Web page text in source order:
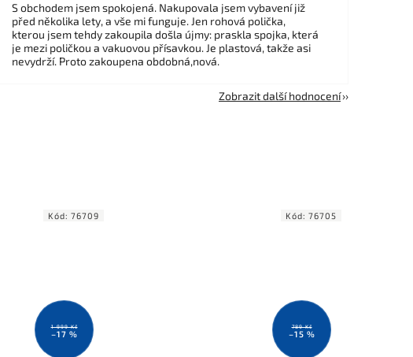
S obchodem jsem spokojená. Nakupovala jsem vybavení již
před několika lety, a vše mi funguje. Jen rohová polička,
kterou jsem tehdy zakoupila došla újmy: praskla spojka, která
je mezi poličkou a vakuovou přísavkou. Je plastová, takže asi
nevydrží. Proto zakoupena obdobná,nová.
Zobrazit další hodnocení
1 999 Kč
–17 %
Kód: 76709
789 Kč
–15 %
Kód: 76705